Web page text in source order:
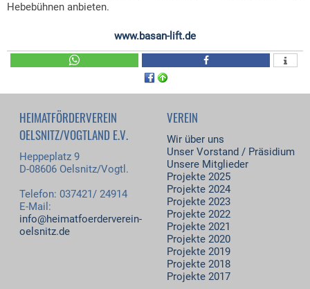
Hebebühnen anbieten.
www.basan-lift.de
HEIMATFÖRDERVEREIN
OELSNITZ/VOGTLAND E.V.
Heppeplatz 9
D-08606 Oelsnitz/Vogtl.
Telefon: 037421/ 24914
E-Mail:
info@heimatfoerderverein-
oelsnitz.de
VEREIN
Wir über uns
Unser Vorstand / Präsidium
Unsere Mitglieder
Projekte 2025
Projekte 2024
Projekte 2023
Projekte 2022
Projekte 2021
Projekte 2020
Projekte 2019
Projekte 2018
Projekte 2017